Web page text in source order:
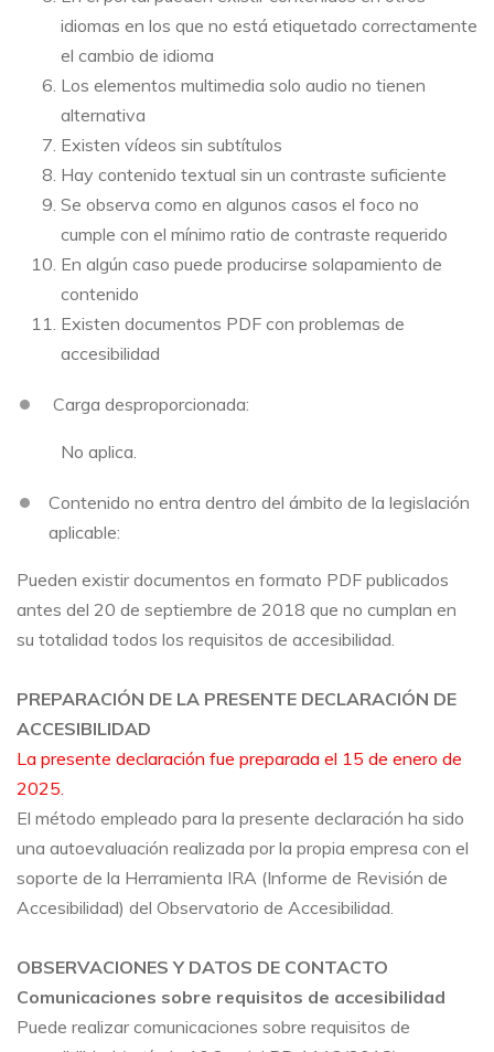
idiomas en los que no está etiquetado correctamente
el cambio de idioma
Los elementos multimedia solo audio no tienen
alternativa
Existen vídeos sin subtítulos
Hay contenido textual sin un contraste suficiente
Se observa como en algunos casos el foco no
cumple con el mínimo ratio de contraste requerido
En algún caso puede producirse solapamiento de
contenido
Existen documentos PDF con problemas de
accesibilidad
Carga desproporcionada:
No aplica.
Contenido no entra dentro del ámbito de la legislación
aplicable:
Pueden existir documentos en formato PDF publicados
antes del 20 de septiembre de 2018 que no cumplan en
su totalidad todos los requisitos de accesibilidad.
PREPARACIÓN DE LA PRESENTE DECLARACIÓN DE
ACCESIBILIDAD
La presente declaración fue preparada el 15 de enero de
2025.
El método empleado para la presente declaración ha sido
una autoevaluación realizada por la propia empresa con el
soporte de la Herramienta IRA (Informe de Revisión de
Accesibilidad) del Observatorio de Accesibilidad.
OBSERVACIONES Y DATOS DE CONTACTO
Comunicaciones sobre requisitos de accesibilidad
Puede realizar comunicaciones sobre requisitos de